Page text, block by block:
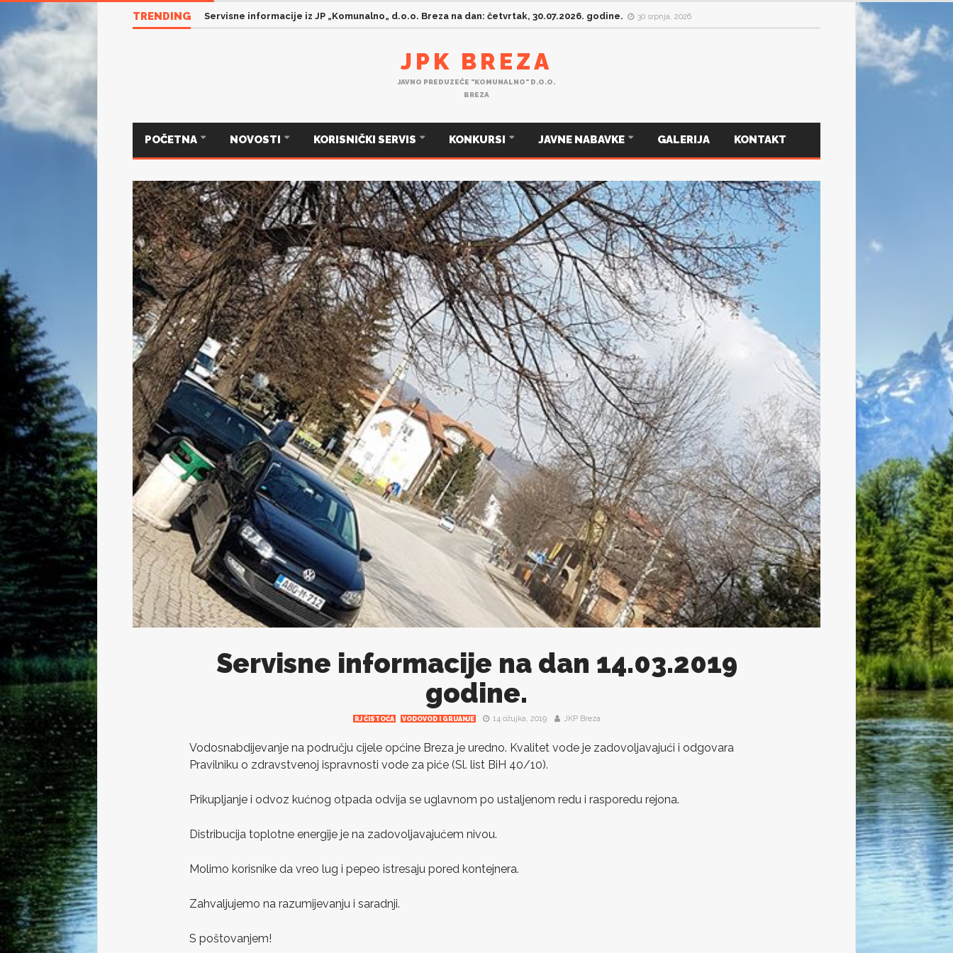
TRENDING Servisne informacije iz JP „Komunalno„ d.o.o. Breza na dan: četvrtak, 30.07.2026. godine. 30 srpnja, 2026
JPK BREZA
JAVNO PREDUZEĆE "KOMUNALNO" D.O.O.
BREZA
POČETNA NOVOSTI KORISNIČKI SERVIS KONKURSI JAVNE NABAVKE GALERIJA KONTAKT
Servisne informacije na dan 14.03.2019
godine.
RJ ČISTOĆA VODOVOD I GRIJANJE 14 ožujka, 2019 JKP Breza
Vodosnabdijevanje na području cijele općine Breza je uredno. Kvalitet vode je zadovoljavajući i odgovara
Pravilniku o zdravstvenoj ispravnosti vode za piće (Sl. list BiH 40/10).
Prikupljanje i odvoz kućnog otpada odvija se uglavnom po ustaljenom redu i rasporedu rejona.
Distribucija toplotne energije je na zadovoljavajućem nivou.
Molimo korisnike da vreo lug i pepeo istresaju pored kontejnera.
Zahvaljujemo na razumijevanju i saradnji.
S poštovanjem!